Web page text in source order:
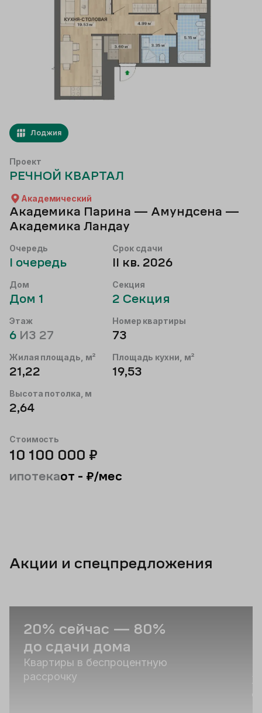
Лоджия
Проект
РЕЧНОЙ КВАРТАЛ
Академический
Академика Парина — Амундсена —
Академика Ландау
Очередь
I очередь
Срок сдачи
II кв. 2026
Дом
Дом 1
Секция
2 Секция
Этаж
6 ИЗ 27
Номер квартиры
73
Жилая площадь, м²
21,22
Площадь кухни, м²
19,53
Высота потолка, м
2,64
Стоимость
10 100 000 ₽
ипотекаот - ₽/мес
Акции и спецпредложения
20% сейчас — 80%
до сдачи дома
Квартиры в беспроцентную
рассрочку